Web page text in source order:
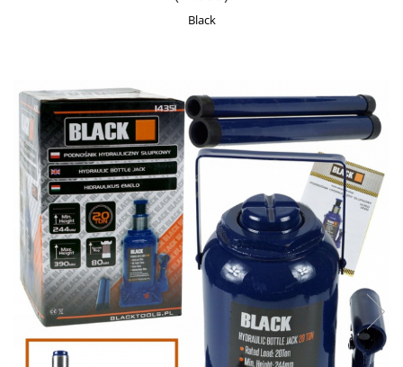
Aparat masina cusut
Aparat spalat cu presiune
Aparate de ascutit
Aparate de masurat
Aparate de rindeluit
Aparate de slefuit
Aparate de tuns
Aparate de vopsit
Aparate pe acumulator / baterie
Aspiratoare
Black